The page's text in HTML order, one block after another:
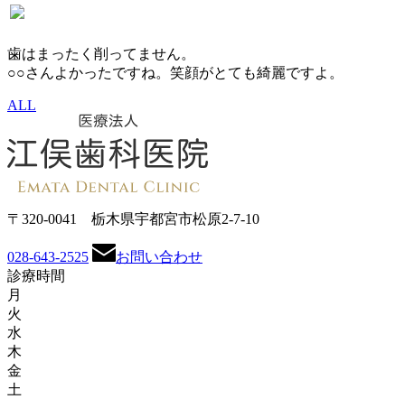
歯はまったく削ってません。
○○さんよかったですね。笑顔がとても綺麗ですよ。
ALL
〒320-0041 栃木県宇都宮市松原2-7-10
028-643-2525
お問い合わせ
診療時間
月
火
水
木
金
土